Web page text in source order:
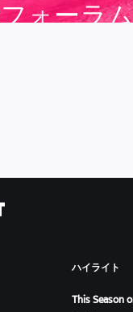
ォーラム
ハイライト
This Season